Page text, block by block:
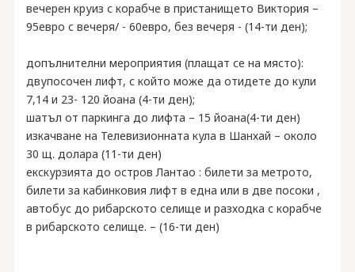
вечерен круиз с корабче в пристанището Виктория –
95евро с вечеря/ - 60евро, без вечеря - (14-ти ден);
допълнителни мероприятия (плащат се на място):
двупосочен лифт, с който може да отидете до кули
7,14 и 23- 120 йоана (4-ти ден);
шатъл от паркинга до лифта – 15 йоана(4-ти ден)
изкачване на Телевизионната кула в Шанхай – около
30 щ. долара (11-ти ден)
екскурзията до остров Лантао : билети за метрото,
билети за кабинковия лифт в една или в две посоки ,
автобус до рибарското селище и разходка с корабче
в рибарското селище. – (16-ти ден)